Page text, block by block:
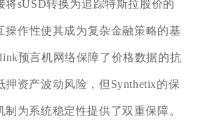
将sUSD转换为追踪特斯拉股价的
操作性使其成为复杂金融策略的基
预言机网络保障了价格数据的抗
押资产波动风险，但Synthetix的保
制为系统稳定性提供了双重保障。